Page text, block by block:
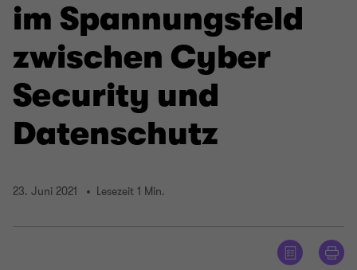
im Spannungsfeld
zwischen Cyber
Security und
Datenschutz
23. Juni 2021 Lesezeit 1 Min.